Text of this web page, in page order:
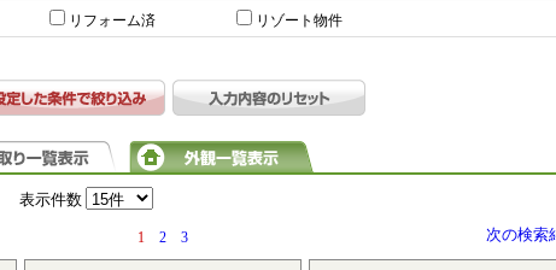
リフォーム済 リゾート物件
表示件数
1 2 3 次の検索